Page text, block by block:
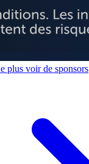
plus voir de sponsors